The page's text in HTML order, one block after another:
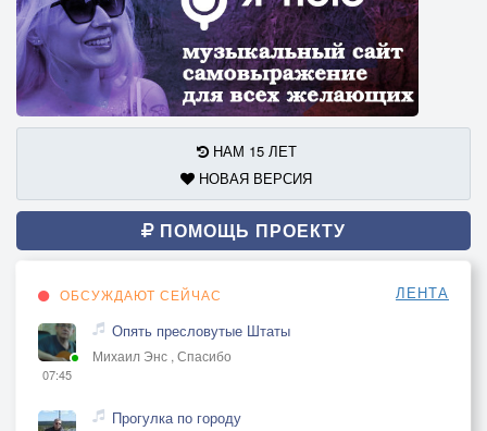
НАМ 15 ЛЕТ
НОВАЯ ВЕРСИЯ
ПОМОЩЬ ПРОЕКТУ
ОБСУЖДАЮТ СЕЙЧАС ЛЕНТА
07:45
Опять пресловутые Штаты
Михаил Энс , Спасибо
Прогулка по городу